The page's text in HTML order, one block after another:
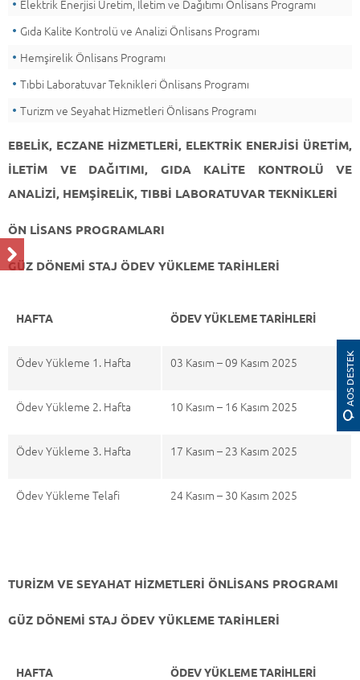
AOS DESTEK
Elektrik Enerjisi Üretim, İletim ve Dağıtımı Önlisans Programı
Gıda Kalite Kontrolü ve Analizi Önlisans Programı
Hemşirelik Önlisans Programı
Tıbbi Laboratuvar Teknikleri Önlisans Programı
Turizm ve Seyahat Hizmetleri Önlisans Programı
EBELİK, ECZANE HİZMETLERİ, ELEKTRİK ENERJİSİ ÜRETİM,
İLETİM VE DAĞITIMI, GIDA KALİTE KONTROLÜ VE
ANALİZİ, HEMŞİRELİK, TIBBİ LABORATUVAR TEKNİKLERİ
ÖN LİSANS PROGRAMLARI
GÜZ DÖNEMİ STAJ ÖDEV YÜKLEME TARİHLERİ
HAFTA ÖDEV YÜKLEME TARİHLERİ
Ödev Yükleme 1. Hafta 03 Kasım – 09 Kasım 2025
Ödev Yükleme 2. Hafta 10 Kasım – 16 Kasım 2025
Ödev Yükleme 3. Hafta 17 Kasım – 23 Kasım 2025
Ödev Yükleme Telafi 24 Kasım – 30 Kasım 2025
TURİZM VE SEYAHAT HİZMETLERİ ÖNLİSANS PROGRAMI
GÜZ DÖNEMİ STAJ ÖDEV YÜKLEME TARİHLERİ
HAFTA ÖDEV YÜKLEME TARİHLERİ